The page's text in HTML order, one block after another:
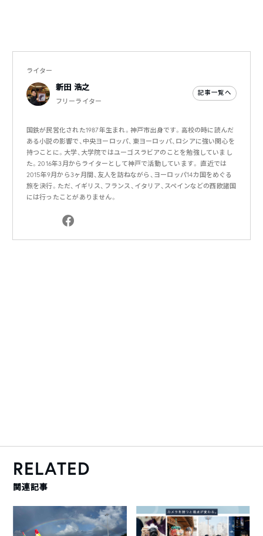
ライター
新田 浩之
フリーライター
記事一覧へ
国鉄が民営化された1987年生まれ。神戸市出身です。高校の時に読んだ
ある小説の影響で、中央ヨーロッパ、東ヨーロッパ、ロシアに強い関心を
持つことに。大学、大学院ではユーゴスラビアのことを勉強していまし
た。2016年3月からライターとして神戸で活動しています。 直近では
2015年9月から3ヶ月間、友人を訪ねながら、ヨーロッパ14カ国をめぐる
旅を決行。ただ、イギリス、フランス、イタリア、スペインなどの西欧諸国
には行ったことがありません。
RELATED
関連記事